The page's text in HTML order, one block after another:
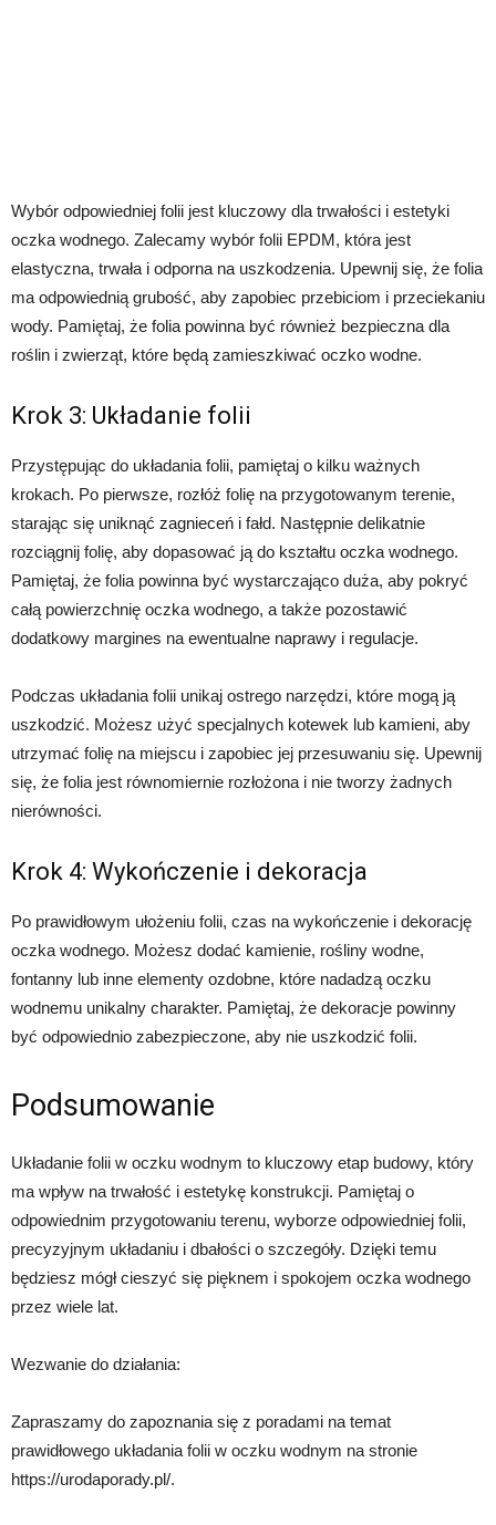
Wybór odpowiedniej folii jest kluczowy dla trwałości i estetyki
oczka wodnego. Zalecamy wybór folii EPDM, która jest
elastyczna, trwała i odporna na uszkodzenia. Upewnij się, że folia
ma odpowiednią grubość, aby zapobiec przebiciom i przeciekaniu
wody. Pamiętaj, że folia powinna być również bezpieczna dla
roślin i zwierząt, które będą zamieszkiwać oczko wodne.
Krok 3: Układanie folii
Przystępując do układania folii, pamiętaj o kilku ważnych
krokach. Po pierwsze, rozłóż folię na przygotowanym terenie,
starając się uniknąć zagnieceń i fałd. Następnie delikatnie
rozciągnij folię, aby dopasować ją do kształtu oczka wodnego.
Pamiętaj, że folia powinna być wystarczająco duża, aby pokryć
całą powierzchnię oczka wodnego, a także pozostawić
dodatkowy margines na ewentualne naprawy i regulacje.
Podczas układania folii unikaj ostrego narzędzi, które mogą ją
uszkodzić. Możesz użyć specjalnych kotewek lub kamieni, aby
utrzymać folię na miejscu i zapobiec jej przesuwaniu się. Upewnij
się, że folia jest równomiernie rozłożona i nie tworzy żadnych
nierówności.
Krok 4: Wykończenie i dekoracja
Po prawidłowym ułożeniu folii, czas na wykończenie i dekorację
oczka wodnego. Możesz dodać kamienie, rośliny wodne,
fontanny lub inne elementy ozdobne, które nadadzą oczku
wodnemu unikalny charakter. Pamiętaj, że dekoracje powinny
być odpowiednio zabezpieczone, aby nie uszkodzić folii.
Podsumowanie
Układanie folii w oczku wodnym to kluczowy etap budowy, który
ma wpływ na trwałość i estetykę konstrukcji. Pamiętaj o
odpowiednim przygotowaniu terenu, wyborze odpowiedniej folii,
precyzyjnym układaniu i dbałości o szczegóły. Dzięki temu
będziesz mógł cieszyć się pięknem i spokojem oczka wodnego
przez wiele lat.
Wezwanie do działania:
Zapraszamy do zapoznania się z poradami na temat
prawidłowego układania folii w oczku wodnym na stronie
https://urodaporady.pl/.